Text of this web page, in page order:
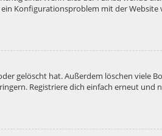
Konfigurationsproblem mit der Website
gelöscht hat. Außerdem löschen viele
Registriere dich einfach erneut und